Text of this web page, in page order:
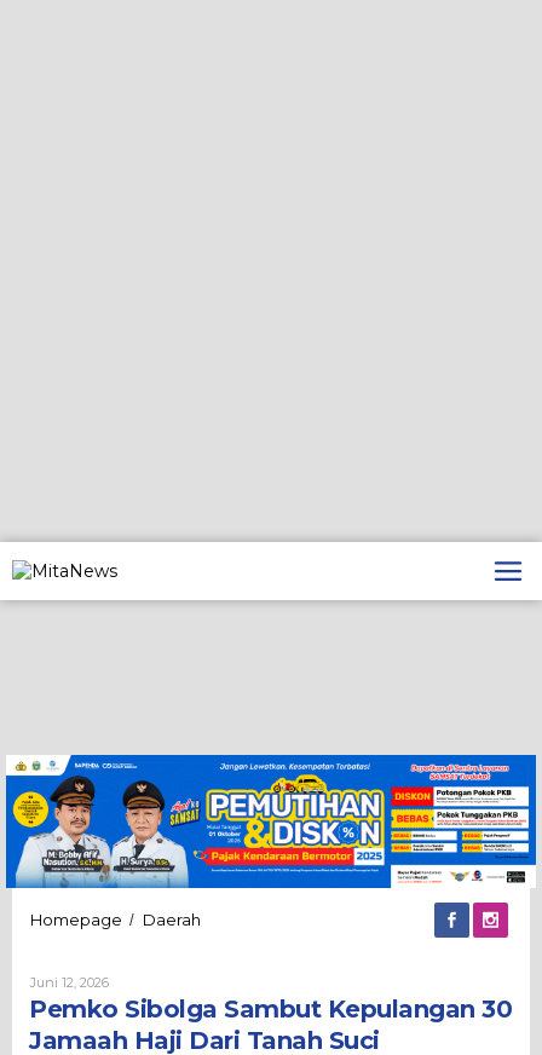
ke
konten
Homepage / Daerah
30
Jamaah
Haji
Juni 12, 2026Oleh
Admin
Pemko Sibolga Sambut Kepulangan 30
Jamaah Haji Dari Tanah Suci